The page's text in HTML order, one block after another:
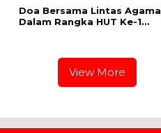
Doa Bersama Lintas Agama
Dalam Rangka HUT Ke-1
View More